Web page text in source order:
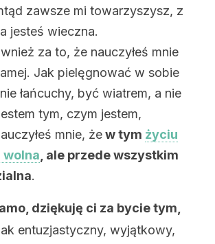
zawsze mi towarzyszysz, z
jesteś wieczna.
za to, że nauczyłeś mnie
Jak pielęgnować w sobie
łańcuchy, być wiatrem, a nie
tym, czym jestem,
mnie, żew tym życiu
wolna , ale przede wszystkim
.
dziękuję ci za bycie tym,
entuzjastyczny, wyjątkowy,